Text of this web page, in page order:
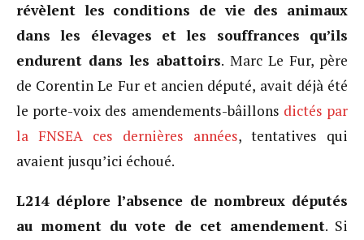
révèlent les conditions de vie des animaux
dans les élevages et les souffrances qu’ils
endurent dans les abattoirs. Marc Le Fur, père
de Corentin Le Fur et ancien député, avait déjà été
le porte-voix des amendements-bâillons dictés par
la FNSEA ces dernières années, tentatives qui
avaient jusqu’ici échoué.
L214 déplore l’absence de nombreux députés
au moment du vote de cet amendement. Si